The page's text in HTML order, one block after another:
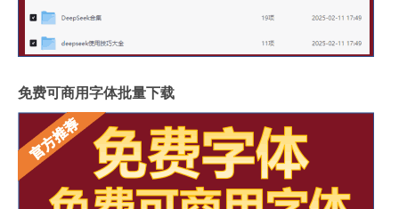
免费可商用字体批量下载